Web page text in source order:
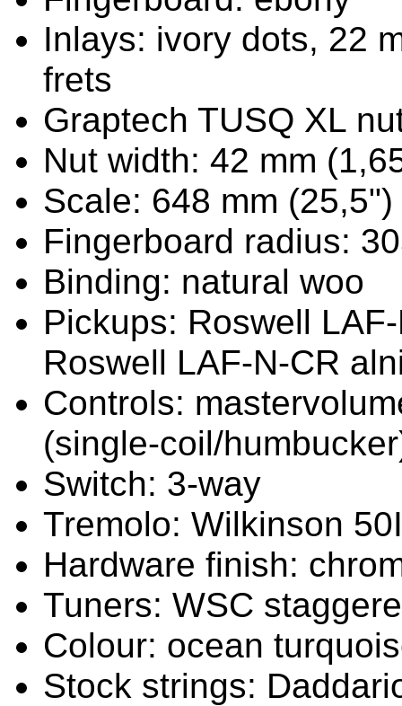
Inlays: ivory dots, 22
frets
Graptech TUSQ XL
Nut width: 42 mm
Scale: 648 mm (25,5")
Fingerboard radius:
Binding: natural woo
Pickups: Roswell
Roswell LAF-N-CR
Controls:
(single-coil/
Switch: 3-way
Tremolo: Wilkinson
Hardware finish:
Tuners: WSC
Colour: ocean
Stock strings: